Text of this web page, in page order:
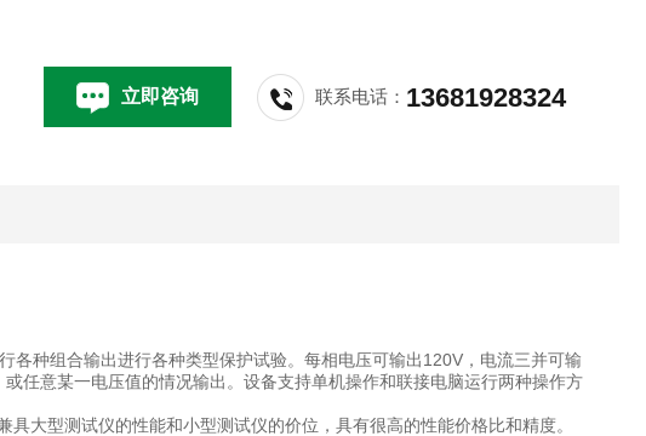
立即咨询 联系电话： 13681928324
种组合输出进行各种类型保护试验。每相电压可输出120V，电流三并可输
任意某一电压值的情况输出。设备支持单机操作和联接电脑运行两种操作方
大型测试仪的性能和小型测试仪的价位，具有很高的性能价格比和精度。